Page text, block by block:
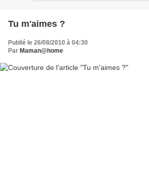
Tu m'aimes ?
Publié le 26/08/2010 à 04:30
Par Maman@home